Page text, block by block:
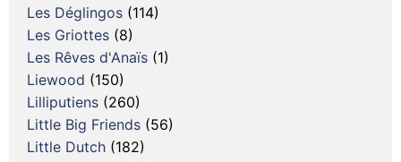
Les Déglingos (114)
Les Griottes (8)
Les Rêves d'Anaïs (1)
Liewood (150)
Lilliputiens (260)
Little Big Friends (56)
Little Dutch (182)